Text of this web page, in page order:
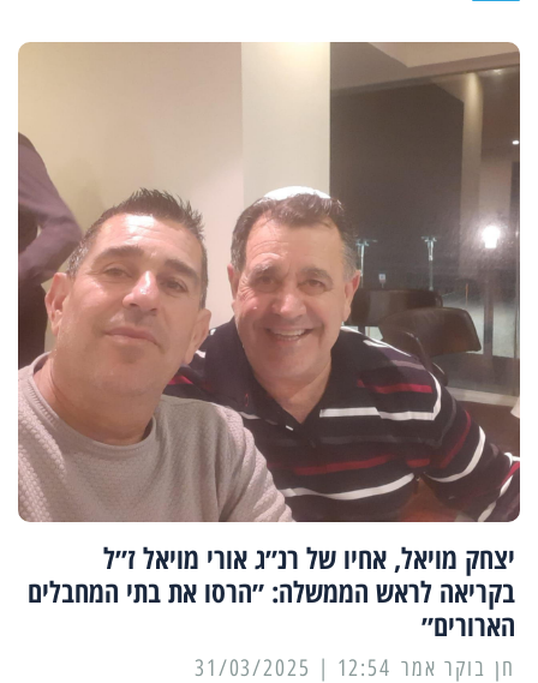
יצחק מויאל, אחיו של רנ״ג אורי מויאל ז״ל
בקריאה לראש הממשלה: ״הרסו את בתי המחבלים
הארורים״
12:54 | 31/03/2025